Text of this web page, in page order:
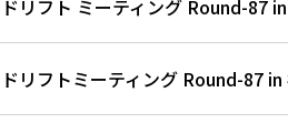
ドリフト ミーティング Round-87
ドリフトミーティング Round-87 in